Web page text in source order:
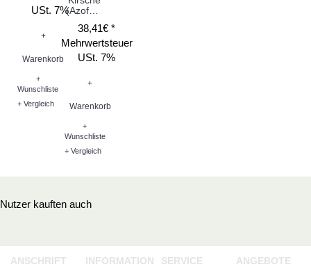
USt. 7%
+
Warenkorb
+
Wunschliste
+ Vergleich
(Azofarbstoff)
38,41€ *
Mehrwertsteuer
USt. 7%
+
Warenkorb
+
Wunschliste
+ Vergleich
Nutzer kauften auch
ANSCHRIFT
INFORMATION SERVICE ANGEBOTE